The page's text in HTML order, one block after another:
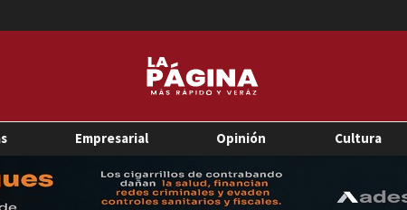
Empresarial Opinión Cultura